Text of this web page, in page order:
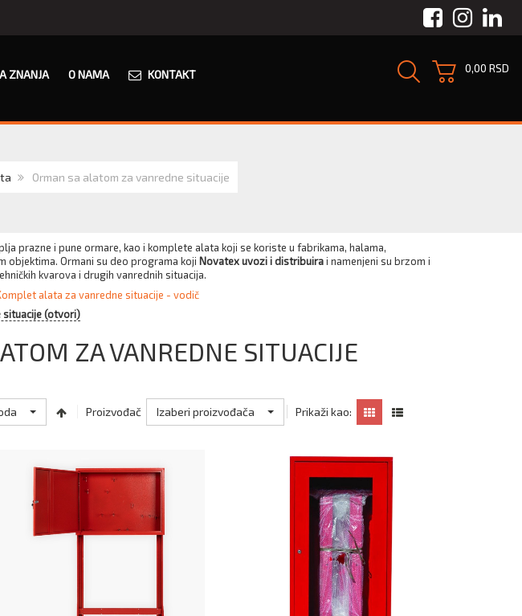
Facebook
ZNANJA O NAMA KONTAKT 0,00 RSD
Orman sa alatom za vanredne situacije
prazne i pune ormare, kao i komplete alata koji se koriste u fabrikama, halama,
objektima. Ormani su deo programa koji Novatex uvozi i distribuirai namenjeni su brzom i
kvarova i drugih vanrednih situacija.
alata za vanredne situacije - vodič
situacije (otvori)
ZA VANREDNE SITUACIJE
Proizvođač Izaberi proizvođača Prikaži kao: